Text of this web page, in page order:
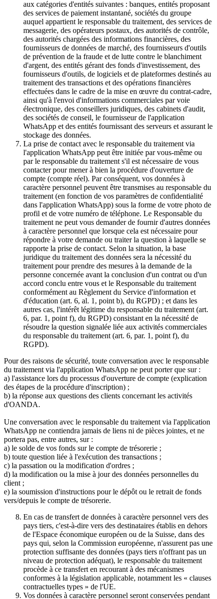
aux catégories d'entités suivantes : banques, entités proposant
des services de paiement instantané, sociétés du groupe
auquel appartient le responsable du traitement, des services de
messagerie, des opérateurs postaux, des autorités de contrôle,
des autorités chargées des informations financières, des
fournisseurs de données de marché, des fournisseurs d'outils
de prévention de la fraude et de lutte contre le blanchiment
d'argent, des entités gérant des fonds d'investissement, des
fournisseurs d'outils, de logiciels et de plateformes destinés au
traitement des transactions et des opérations financières
effectuées dans le cadre de la mise en œuvre du contrat-cadre,
ainsi qu'à l'envoi d'informations commerciales par voie
électronique, des conseillers juridiques, des cabinets d'audit,
des sociétés de conseil, le fournisseur de l'application
WhatsApp et des entités fournissant des serveurs et assurant le
stockage des données.
La prise de contact avec le responsable du traitement via
l'application WhatsApp peut être initiée par vous-même ou
par le responsable du traitement s'il est nécessaire de vous
contacter pour mener à bien la procédure d'ouverture de
compte (compte réel). Par conséquent, vos données à
caractère personnel peuvent être transmises au responsable du
traitement (en fonction de vos paramètres de confidentialité
dans l'application WhatsApp) sous la forme de votre photo de
profil et de votre numéro de téléphone. Le Responsable du
traitement ne peut vous demander de fournir d'autres données
à caractère personnel que lorsque cela est nécessaire pour
répondre à votre demande ou traiter la question à laquelle se
rapporte la prise de contact. Selon la situation, la base
juridique du traitement des données sera la nécessité du
traitement pour prendre des mesures à la demande de la
personne concernée avant la conclusion d'un contrat ou d'un
accord conclu entre vous et le Responsable du traitement
conformément au Règlement du Service d'information et
d'éducation (art. 6, al. 1, point b), du RGPD) ; et dans les
autres cas, l'intérêt légitime du responsable du traitement (art.
6, par. 1, point f), du RGPD) consistant en la nécessité de
résoudre la question signalée liée aux activités commerciales
du responsable du traitement (art. 6, par. 1, point f), du
RGPD).
Pour des raisons de sécurité, toute conversation avec le responsable
du traitement via l'application WhatsApp ne peut porter que sur :
a) l'assistance lors du processus d'ouverture de compte (explication
des étapes de la procédure d'inscription) ;
b) la réponse aux questions des clients concernant les activités
d'OANDA.
Une conversation avec le responsable du traitement via l'application
WhatsApp ne contiendra jamais de liens ni de pièces jointes, et ne
portera pas, entre autres, sur :
a) le solde de vos fonds sur le compte de trésorerie ;
b) toute question liée à l'exécution des transactions ;
c) la passation ou la modification d'ordres ;
d) la modification ou la mise à jour des données personnelles du
client ;
e) la soumission d'instructions pour le dépôt ou le retrait de fonds
vers/depuis le compte de trésorerie.
En cas de transfert de données à caractère personnel vers des
pays tiers, c'est-à-dire vers des destinataires établis en dehors
de l'Espace économique européen ou de la Suisse, dans des
pays qui, selon la Commission européenne, n'assurent pas une
protection suffisante des données (pays tiers n'offrant pas un
niveau de protection adéquat), le responsable du traitement
procède à ce transfert en recourant à des mécanismes
conformes à la législation applicable, notamment les « clauses
contractuelles types » de l'UE.
Vos données à caractère personnel seront conservées pendant